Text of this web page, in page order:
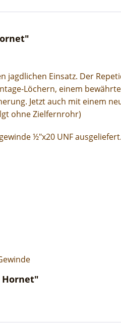
jagdlichen Einsatz. Der
Löchern, einem
Jetzt auch mit einem
ohne Zielfernrohr)
½"x20 UNF ausgeliefert.
Hornet"